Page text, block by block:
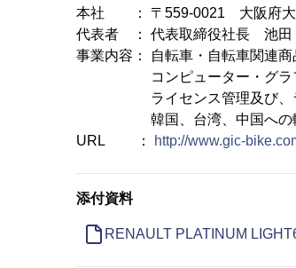
本社 ： 〒559-0021 大阪府大
代表者 ： 代表取締役社長 池田
事業内容： 自転車・自転車関連
コンピューター・グラフィ
ライセンス管理及び、ラ
韓国、台湾、中国への
URL ：
http://www.gic-
添付資料
RENAULT PLATINUM